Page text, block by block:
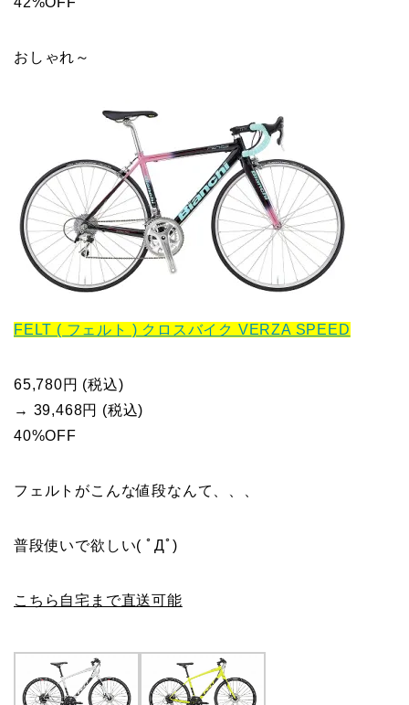
おしゃれ～
FELT ( フェルト ) クロスバイク VERZA SPEED
65,780円 (税込)
→ 39,468円 (税込)
40%OFF
フェルトがこんな値段なんて、、、
普段使いで欲しい( ﾟДﾟ)
こちら自宅まで直送可能